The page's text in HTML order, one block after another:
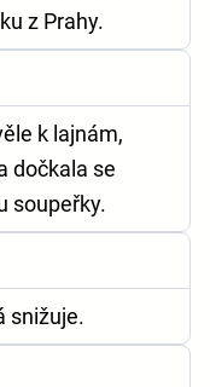
z Prahy.
k lajnám,
dočkala se
soupeřky.
snižuje.